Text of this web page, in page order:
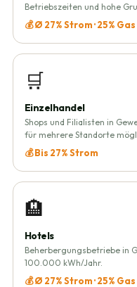
Betriebszeiten und hohe
💰 Ø 27% Strom · 25% Gas
🛒
Einzelhandel
Shops und Filialisten in
für mehrere Standorte
💰 Bis 27% Strom
🏨
Hotels
Beherbergungsbetriebe in
100.000 kWh/Jahr.
💰 Ø 27% Strom · 25% Gas